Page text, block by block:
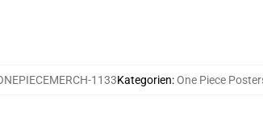
1133Kategorien:One Piece